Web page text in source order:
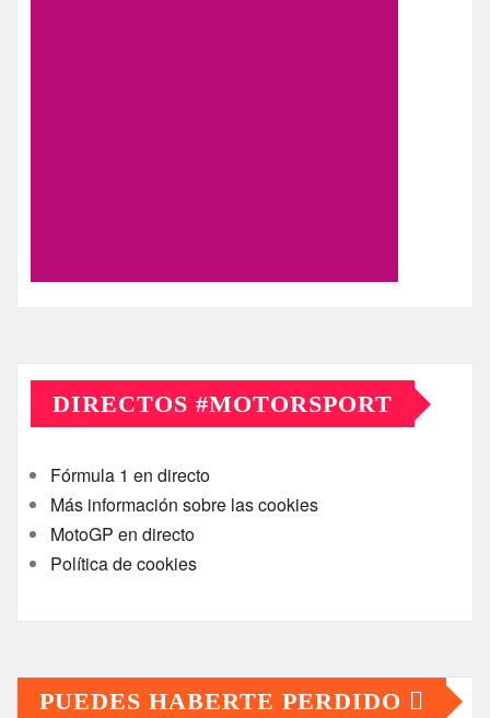
DIRECTOS #MOTORSPORT
Fórmula 1 en directo
Más información sobre las cookies
MotoGP en directo
Política de cookies
PUEDES HABERTE PERDIDO